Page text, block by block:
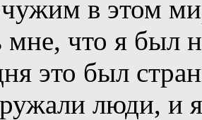
чужим в этом
что я был
это был
люди, и я